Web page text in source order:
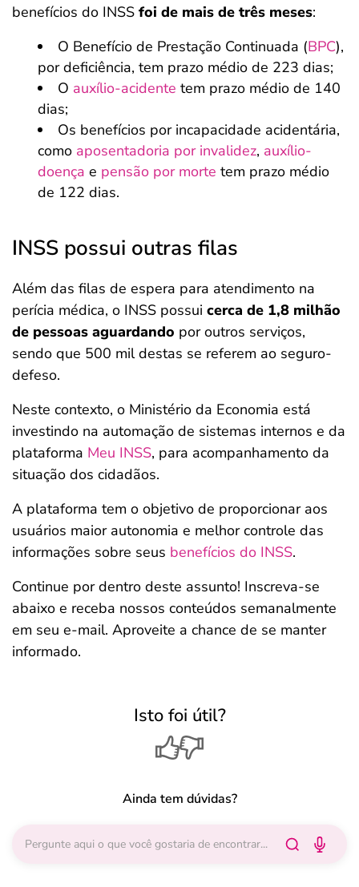
benefícios do INSS foi de mais de três meses:
O Benefício de Prestação Continuada (BPC),
por deficiência, tem prazo médio de 223 dias;
O auxílio-acidente tem prazo médio de 140
dias;
Os benefícios por incapacidade acidentária,
como aposentadoria por invalidez, auxílio-
doença e pensão por morte tem prazo médio
de 122 dias.
INSS possui outras filas
Além das filas de espera para atendimento na
perícia médica, o INSS possui cerca de 1,8 milhão
de pessoas aguardando por outros serviços,
sendo que 500 mil destas se referem ao seguro-
defeso.
Neste contexto, o Ministério da Economia está
investindo na automação de sistemas internos e da
plataforma Meu INSS, para acompanhamento da
situação dos cidadãos.
A plataforma tem o objetivo de proporcionar aos
usuários maior autonomia e melhor controle das
informações sobre seus benefícios do INSS.
Continue por dentro deste assunto! Inscreva-se
abaixo e receba nossos conteúdos semanalmente
em seu e-mail. Aproveite a chance de se manter
informado.
Isto foi útil?
Ainda tem dúvidas?